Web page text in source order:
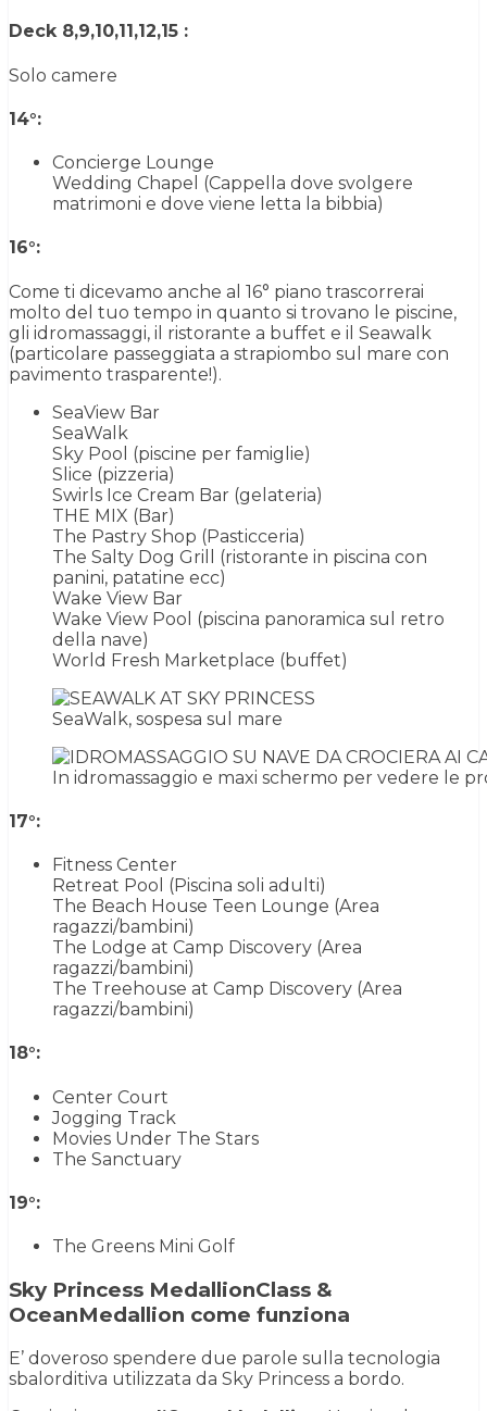
Deck 8,9,10,11,12,15 :
Solo camere
14°:
Concierge Lounge
Wedding Chapel (Cappella dove svolgere
matrimoni e dove viene letta la bibbia)
16°:
Come ti dicevamo anche al 16° piano trascorrerai
molto del tuo tempo in quanto si trovano le piscine,
gli idromassaggi, il ristorante a buffet e il Seawalk
(particolare passeggiata a strapiombo sul mare con
pavimento trasparente!).
SeaView Bar
SeaWalk
Sky Pool (piscine per famiglie)
Slice (pizzeria)
Swirls Ice Cream Bar (gelateria)
THE MIX (Bar)
The Pastry Shop (Pasticceria)
The Salty Dog Grill (ristorante in piscina con
panini, patatine ecc)
Wake View Bar
Wake View Pool (piscina panoramica sul retro
della nave)
World Fresh Marketplace (buffet)
SeaWalk, sospesa sul mare
In idromassaggio e maxi schermo per vedere le
17°:
Fitness Center
Retreat Pool (Piscina soli adulti)
The Beach House Teen Lounge (Area
ragazzi/bambini)
The Lodge at Camp Discovery (Area
ragazzi/bambini)
The Treehouse at Camp Discovery (Area
ragazzi/bambini)
18°:
Center Court
Jogging Track
Movies Under The Stars
The Sanctuary
19°:
The Greens Mini Golf
Sky Princess MedallionClass &
OceanMedallion come funziona
E’ doveroso spendere due parole sulla tecnologia
sbalorditiva utilizzata da Sky Princess a bordo.